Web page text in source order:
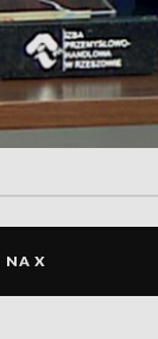
NA X